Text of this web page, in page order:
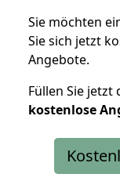
Sie möchten
Sie sich jetzt
Angebote.
Füllen Sie jetzt
kostenlose